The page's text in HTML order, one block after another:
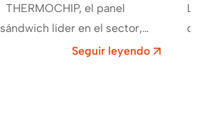
THERMOCHIP, el panel
sándwich lí­der en el sector,
ofrece muchas ventajas a nivel
Seguir leyendo